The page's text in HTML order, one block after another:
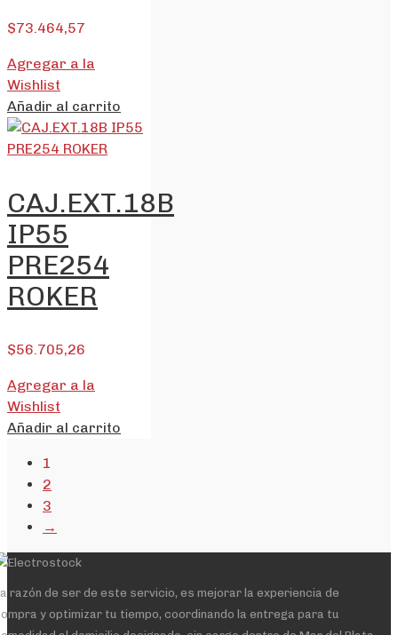
$73.464,57
Agregar a la
Wishlist
Añadir al carrito
CAJ.EXT.18B
IP55
PRE254
ROKER
$56.705,26
Agregar a la
Wishlist
Añadir al carrito
1
2
3
→
razón de ser de este servicio, es mejorar la experiencia de
y optimizar tu tiempo, coordinando la entrega para tu